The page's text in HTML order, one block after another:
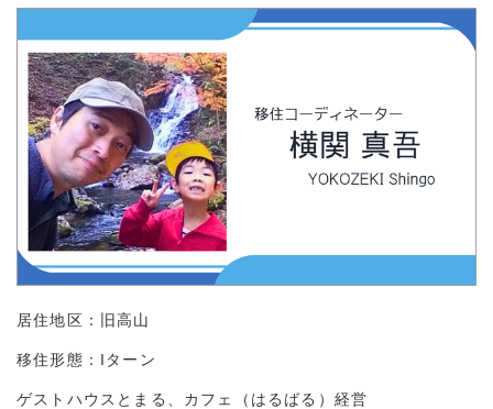
居住地区：旧高山
移住形態：Iターン
ゲストハウスとまる、カフェ（はるばる）経営